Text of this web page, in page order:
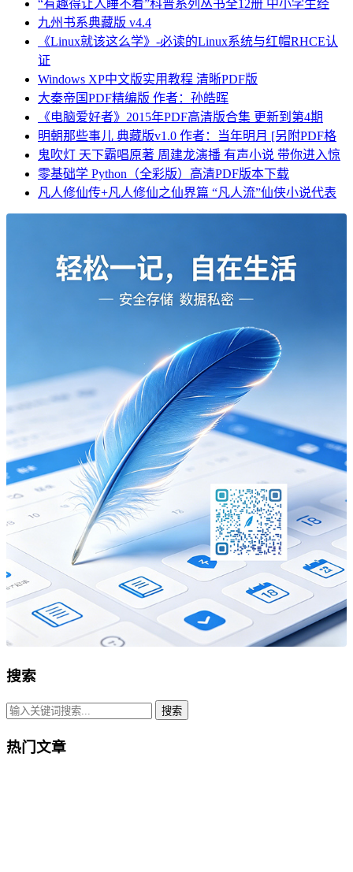
“有趣得让人睡不着”科普系列丛书全12册 中小学生经
九州书系典藏版 v4.4
《Linux就该这么学》-必读的Linux系统与红帽RHCE认
证
Windows XP中文版实用教程 清晰PDF版
大秦帝国PDF精编版 作者：孙皓晖
《电脑爱好者》2015年PDF高清版合集 更新到第4期
明朝那些事儿 典藏版v1.0 作者：当年明月 [另附PDF格
鬼吹灯 天下霸唱原著 周建龙演播 有声小说 带你进入惊
零基础学 Python（全彩版）高清PDF版本下载
凡人修仙传+凡人修仙之仙界篇 “凡人流”仙侠小说代表
搜索
搜索
热门文章